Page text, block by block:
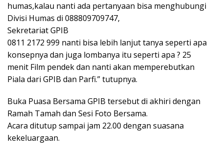
humas,kalau nanti ada pertanyaan bisa menghubungi
Divisi Humas di 088809709747,
Sekretariat GPIB
0811 2172 999 nanti bisa lebih lanjut tanya seperti apa
konsepnya dan juga lombanya itu seperti apa ? 25
menit Film pendek dan nanti akan memperebutkan
Piala dari GPIB dan Parfi.” tutupnya.
Buka Puasa Bersama GPIB tersebut di akhiri dengan
Ramah Tamah dan Sesi Foto Bersama.
Acara ditutup sampai jam 22.00 dengan suasana
kekeluargaan.